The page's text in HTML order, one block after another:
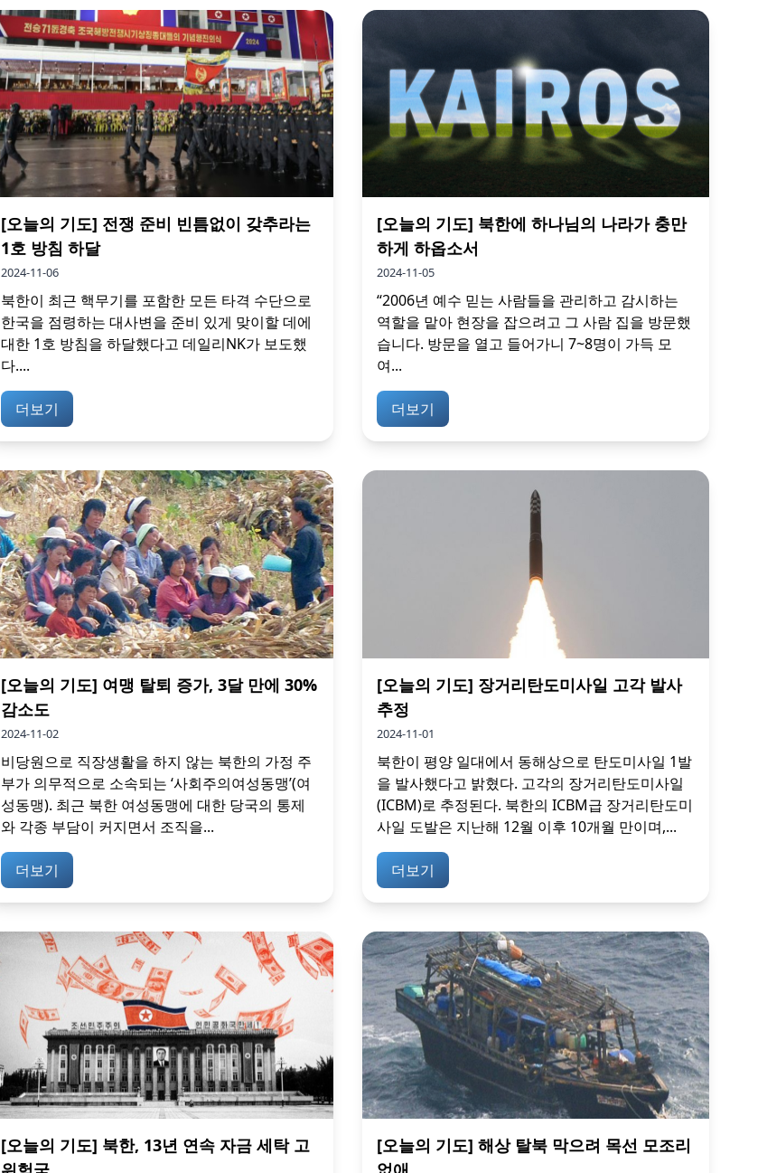
[오늘의 기도] 전쟁 준비 빈틈없이 갖추라는
1호 방침 하달
2024-11-06
북한이 최근 핵무기를 포함한 모든 타격 수단으로
한국을 점령하는 대사변을 준비 있게 맞이할 데에
대한 1호 방침을 하달했다고 데일리NK가 보도했
다....
더보기
[오늘의 기도] 북한에 하나님의 나라가 충만
하게 하옵소서
2024-11-05
“2006년 예수 믿는 사람들을 관리하고 감시하는
역할을 맡아 현장을 잡으려고 그 사람 집을 방문했
습니다. 방문을 열고 들어가니 7~8명이 가득 모
여...
더보기
[오늘의 기도] 여맹 탈퇴 증가, 3달 만에 30%
감소도
2024-11-02
비당원으로 직장생활을 하지 않는 북한의 가정 주
부가 의무적으로 소속되는 ‘사회주의여성동맹’(여
성동맹). 최근 북한 여성동맹에 대한 당국의 통제
와 각종 부담이 커지면서 조직을...
더보기
[오늘의 기도] 장거리탄도미사일 고각 발사
추정
2024-11-01
북한이 평양 일대에서 동해상으로 탄도미사일 1발
을 발사했다고 밝혔다. 고각의 장거리탄도미사일
(ICBM)로 추정된다. 북한의 ICBM급 장거리탄도미
사일 도발은 지난해 12월 이후 10개월 만이며,...
더보기
[오늘의 기도] 북한, 13년 연속 자금 세탁 고
[오늘의 기도] 해상 탈북 막으려 목선 모조리